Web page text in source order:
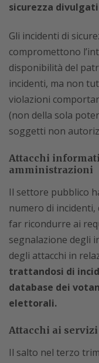
sicurezza
Gli incidenti di
compromettono
disponibilità del
incidenti, ma non
violazioni
(non della sola
soggetti non
Attacchi
amministrazioni
Il settore pubblico
numero di incidenti,
far ricondurre ai
segnalazione degli
degli attacchi in
trattandosi di
database dei
elettorali.
Attacchi ai
Il salto nel terzo